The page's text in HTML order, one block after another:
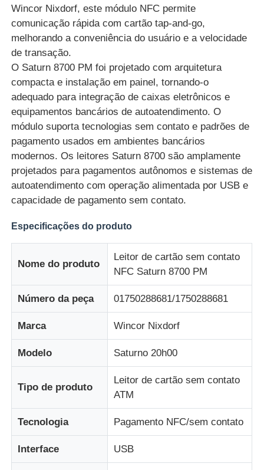
Casa
Produtos
Vídeos
Controle de Qualidade
Fale Conosco
notícias
Todos os casos
Pedir um orçamento
Wincor Nixdorf, este módulo NFC permite
comunicação rápida com cartão tap-and-go,
melhorando a conveniência do usuário e a velocidade
de transação.
O Saturn 8700 PM foi projetado com arquitetura
compacta e instalação em painel, tornando-o
adequado para integração de caixas eletrônicos e
equipamentos bancários de autoatendimento. O
módulo suporta tecnologias sem contato e padrões de
pagamento usados ​​em ambientes bancários
modernos. Os leitores Saturn 8700 são amplamente
projetados para pagamentos autônomos e sistemas de
autoatendimento com operação alimentada por USB e
capacidade de pagamento sem contato.
Especificações do produto
Nome do produto
Leitor de cartão sem contato
NFC Saturn 8700 PM
Número da peça 01750288681/1750288681
Marca Wincor Nixdorf
Modelo Saturno 20h00
Tipo de produto
Leitor de cartão sem contato
ATM
Tecnologia Pagamento NFC/sem contato
Interface USB